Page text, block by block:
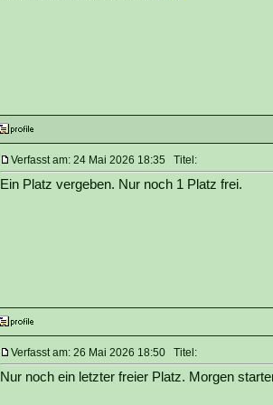
Verfasst am: 24 Mai 2026 18:35 Titel:
Ein Platz vergeben. Nur noch 1 Platz frei.
Verfasst am: 26 Mai 2026 18:50 Titel:
Nur noch ein letzter freier Platz. Morgen